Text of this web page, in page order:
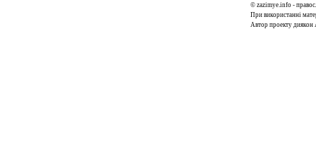
© zazimye.info -
При використанні
Автор проекту диякон